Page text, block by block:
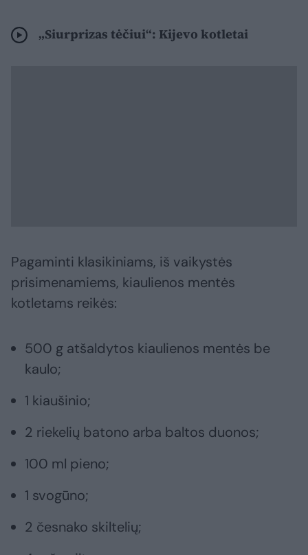
„Siurprizas tėčiui“: Kijevo kotletai
Pagaminti klasikiniams, iš vaikystės
prisimenamiems, kiaulienos mentės
kotletams reikės:
500 g atšaldytos kiaulienos mentės be
kaulo;
1 kiaušinio;
2 riekelių batono arba baltos duonos;
100 ml pieno;
1 svogūno;
2 česnako skiltelių;